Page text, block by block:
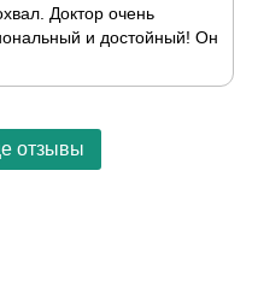
Доктор очень
и достойный! Он
отзывы